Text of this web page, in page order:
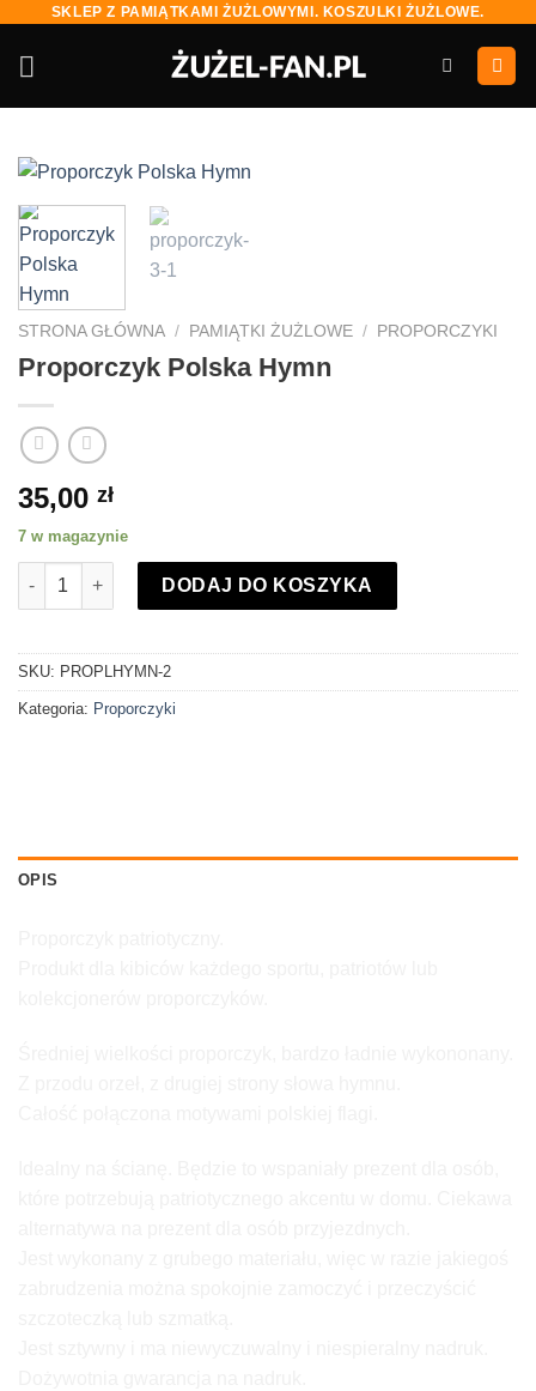
content
SKLEP Z PAMIĄTKAMI ŻUŻLOWYMI. KOSZULKI ŻUŻLOWE.
STRONA GŁÓWNA / PAMIĄTKI ŻUŻLOWE / PROPORCZYKI
Proporczyk Polska Hymn
35,00 zł
7 w magazynie
ilość Proporczyk Polska Hymn
DODAJ DO KOSZYKA
SKU: PROPLHYMN-2
Kategoria: Proporczyki
OPIS